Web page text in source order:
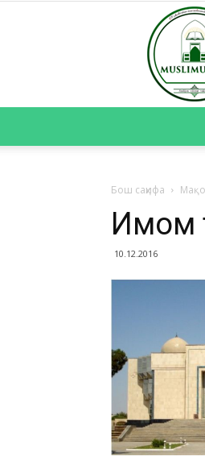
Бош саҳифа
Имом
10.12.2016